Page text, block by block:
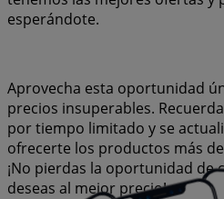
esperándote.
Aprovecha esta oportunidad
precios insuperables.
por tiempo limitado y se
ofrecerte los productos más
¡No pierdas la oportunidad de
deseas al mejor precio!